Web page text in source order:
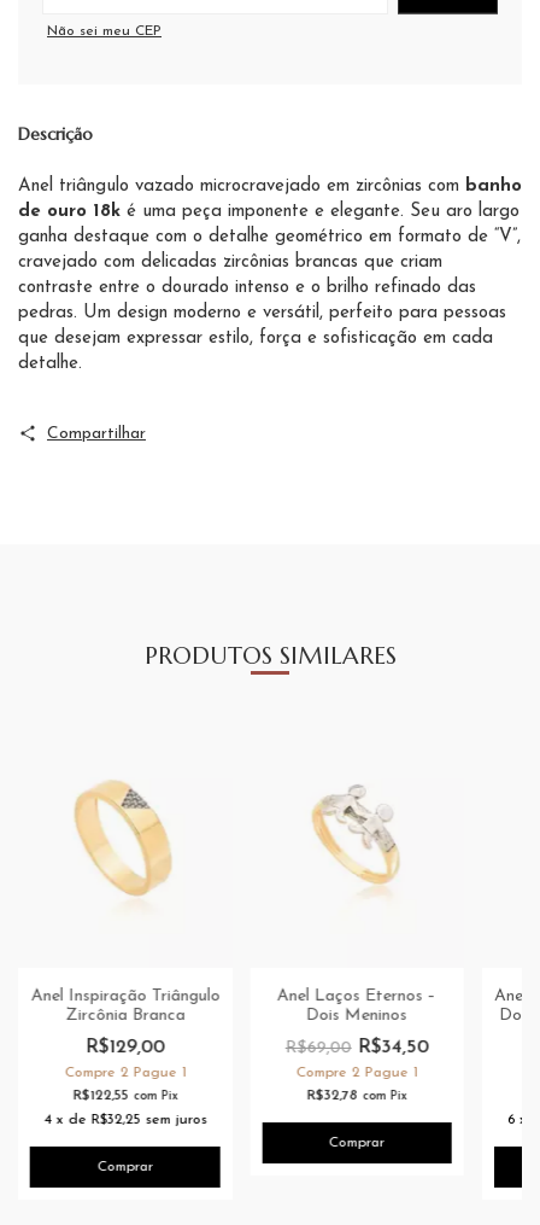
Não sei meu CEP
Descrição
Anel triângulo vazado microcravejado em zircônias com banho
de ouro 18k é uma peça imponente e elegante. Seu aro largo
ganha destaque com o detalhe geométrico em formato de “V”,
cravejado com delicadas zircônias brancas que criam
contraste entre o dourado intenso e o brilho refinado das
pedras. Um design moderno e versátil, perfeito para pessoas
que desejam expressar estilo, força e sofisticação em cada
detalhe.
Compartilhar
PRODUTOS SIMILARES
Anel Inspiração Triângulo
Zircônia Branca
R$129,00
Compre 2 Pague 1
R$122,55 com Pix
4 x de R$32,25 sem juros
Comprar
Anel Laços Eternos –
Dois Meninos
R$69,00R$34,50
Compre 2 Pague 1
R$32,78 com Pix
Comprar
Anel
6 x